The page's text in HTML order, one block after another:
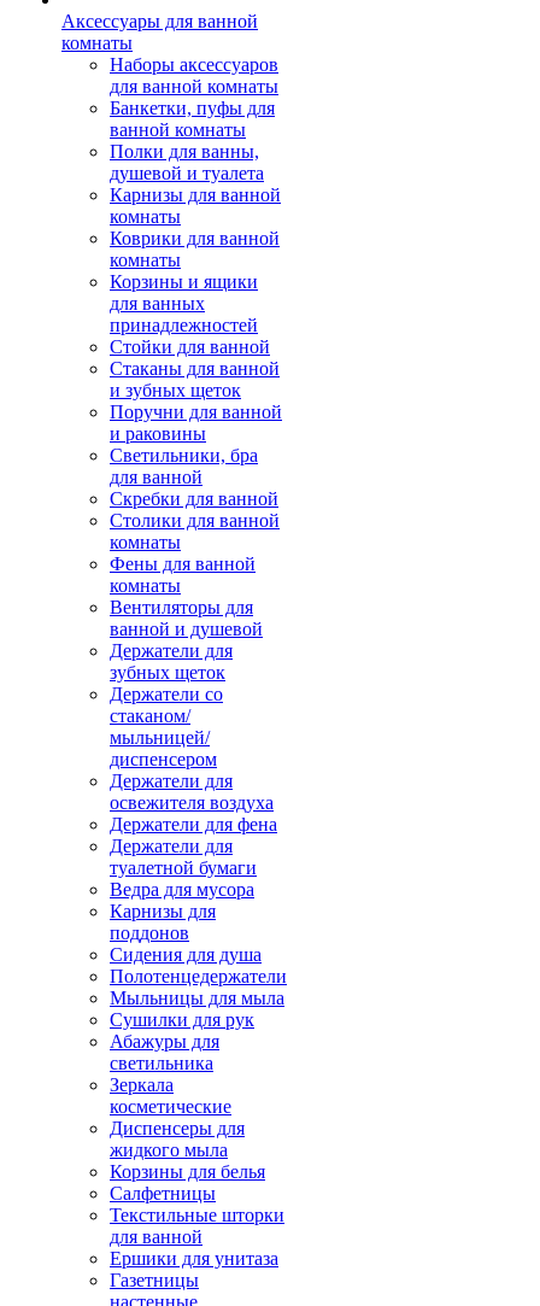
Аксессуары для ванной
комнаты
Наборы аксессуаров
для ванной комнаты
Банкетки, пуфы для
ванной комнаты
Полки для ванны,
душевой и туалета
Карнизы для ванной
комнаты
Коврики для ванной
комнаты
Корзины и ящики
для ванных
принадлежностей
Стойки для ванной
Стаканы для ванной
и зубных щеток
Поручни для ванной
и раковины
Светильники, бра
для ванной
Скребки для ванной
Столики для ванной
комнаты
Фены для ванной
комнаты
Вентиляторы для
ванной и душевой
Держатели для
зубных щеток
Держатели со
стаканом/
мыльницей/
диспенсером
Держатели для
освежителя воздуха
Держатели для фена
Держатели для
туалетной бумаги
Ведра для мусора
Карнизы для
поддонов
Сидения для душа
Полотенцедержатели
Мыльницы для мыла
Сушилки для рук
Абажуры для
светильника
Зеркала
косметические
Диспенсеры для
жидкого мыла
Корзины для белья
Салфетницы
Текстильные шторки
для ванной
Ершики для унитаза
Газетницы
настенные